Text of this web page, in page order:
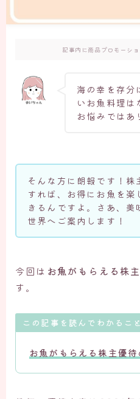
記事内に商品プロモーシ
海の幸を存分
いお魚料理は
お悩みではあ
そんな方に朗報です！株
すれば、お得にお魚を楽
きるんですよ。さあ、美
世界へご案内します！
今回は お魚がもらえる株
す。
この記事を読んでわかること
お魚がもらえる株主優待